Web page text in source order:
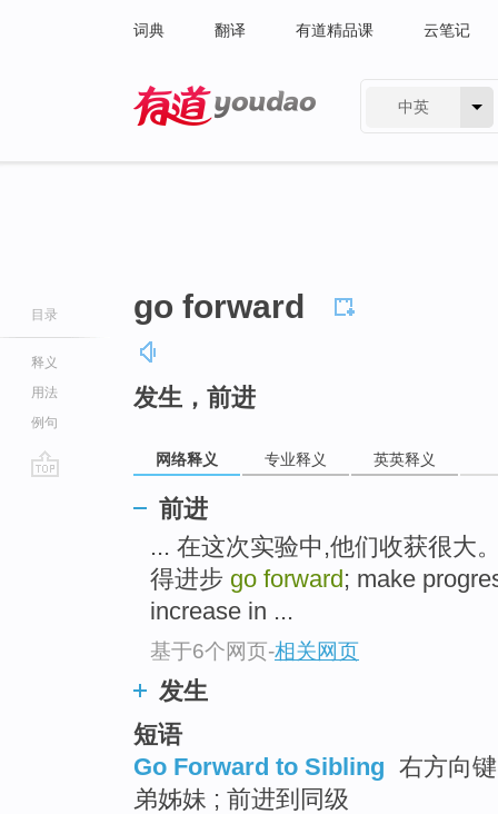
词典 翻译 有道精品课 云笔记
中英
目录
释义
用法
例句
go forward
发生，前进
网络释义 专业释义 英英释义
前进
... 在这次实验中,他们收获很大
得进步 go forward ; make
increase in ...
基于6个网页-相关网页
发生
短语
Go Forward to Sibling 右方向
弟姊妹 ; 前进到同级